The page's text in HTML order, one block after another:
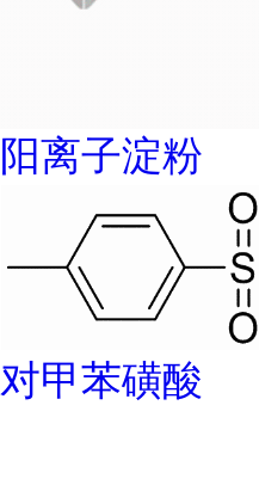
阳离子淀粉
对甲苯磺酸